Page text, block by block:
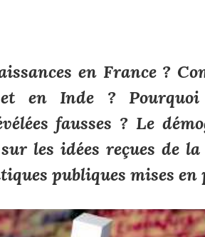
en France ?
en Inde ?
fausses ? Le
les idées reçues de
publiques mises en